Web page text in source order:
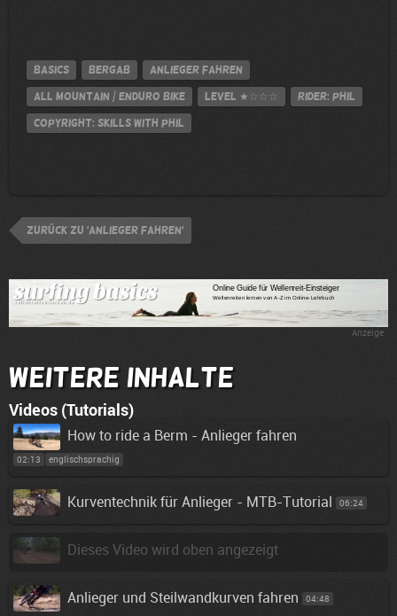
Basics Bergab Anlieger fahren
All Mountain / Enduro Bike Level ★☆☆☆ Rider: Phil
Copyright: Skills With Phil
zurück zu 'Anlieger fahren'
Anzeige
Weitere Inhalte
Videos (Tutorials)
How to ride a Berm - Anlieger fahren
02:13 englischsprachig
Kurventechnik für Anlieger - MTB-Tutorial 06:24
Dieses Video wird oben angezeigt
Anlieger und Steilwandkurven fahren 04:48